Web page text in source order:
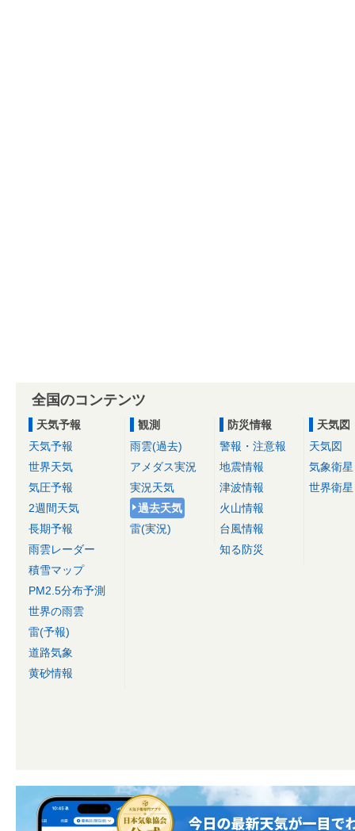
全国のコンテンツ
天気予報
天気予報
世界天気
気圧予報
2週間天気
長期予報
雨雲レーダー
積雪マップ
PM2.5分布予測
世界の雨雲
雷(予報)
道路気象
黄砂情報
観測
雨雲(過去)
アメダス実況
実況天気
過去天気
雷(実況)
防災情報
警報・注意報
地震情報
津波情報
火山情報
台風情報
知る防災
天気図
天気図
気象衛星
世界衛星